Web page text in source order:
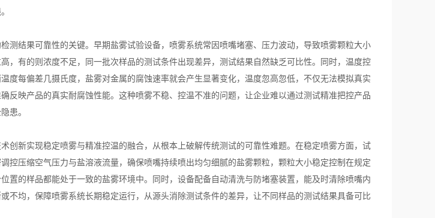
结果可靠性的关键。早期盐雾试验设备，喷雾系统常因喷嘴堵塞、压力波动，导致喷雾颗粒大小
，有的则浓度不足，同一批次样品的测试条件出现差异，测试结果自然缺乏可比性。同时，温度控
度每偏差几摄氏度，盐雾对金属的腐蚀速率就会产生显著变化，温度忽高忽低，不仅无法模拟真实
反映产品的真实耐腐蚀性能。这种喷雾不稳、控温不准的问题，让企业难以通过测试精准把控产品
患。
创新实现稳定喷雾与精准控温的融合，从根本上破解传统测试的可靠性难题。在稳定喷雾方面，试
控压缩空气压力与盐溶液流量，确保喷嘴持续喷出均匀细腻的盐雾颗粒，颗粒大小稳定控制在规定
置的样品都能处于一致的盐雾环境中。同时，设备配备自动清洗与防堵塞装置，能及时清除喷嘴内
不均，保障喷雾系统长期稳定运行，从源头消除测试条件的差异，让不同样品的测试结果具备可比